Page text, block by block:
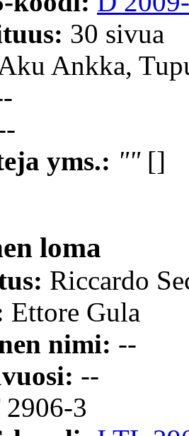
30 sivua
Aku Ankka,
yms.: ""[]
loma
Riccardo
Ettore Gula
nimi: --
--
3